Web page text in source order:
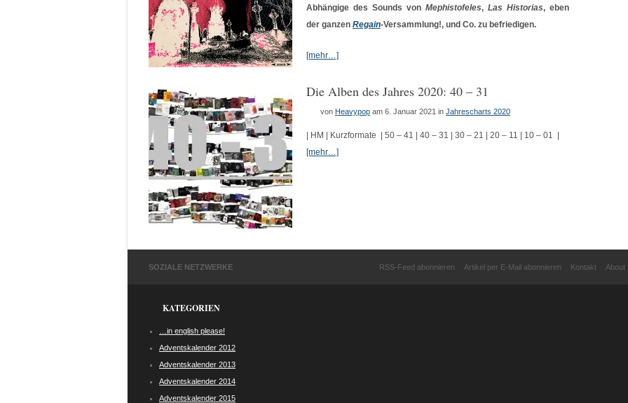
Abhängige des Sounds von Mephistofeles, Las Historias, eben
der ganzen Regain-Versammlung!, und Co. zu befriedigen.
[mehr…]
Die Alben des Jahres 2020: 40 – 31
von Heavypop am 6. Januar 2021 in Jahrescharts 2020
| HM | Kurzformate | 50 – 41 | 40 – 31 | 30 – 21 | 20 – 11 | 10 – 01 |
[mehr…]
SOZIALE NETZWERKE RSS-Feed abonnieren Artikel per E-Mail abonnieren Kontakt About
KATEGORIEN
…in english please!
Adventskalender 2012
Adventskalender 2013
Adventskalender 2014
Adventskalender 2015